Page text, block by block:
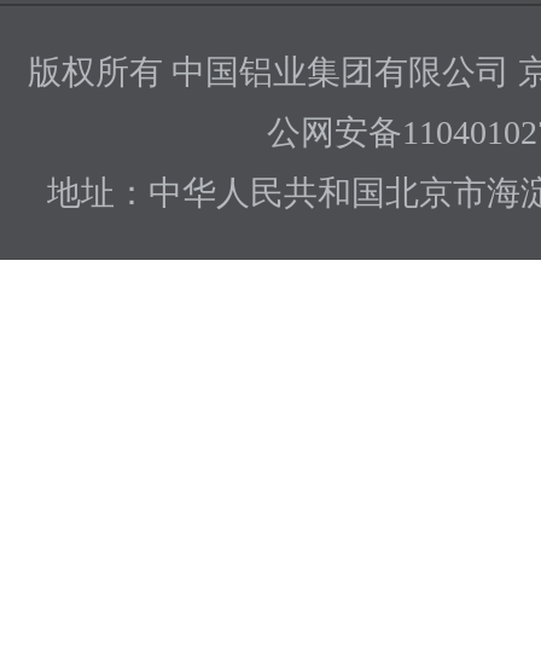
版权所有 中国铝业集团有限公司
公网安备
地址：中华人民共和国北京市海